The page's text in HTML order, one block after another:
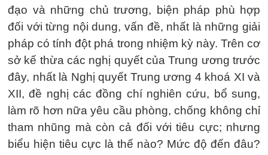
đạo và những chủ trương, biện pháp phù hợp
đối với từng nội dung, vấn đề, nhất là những giải
pháp có tính đột phá trong nhiệm kỳ này. Trên cơ
sở kế thừa các nghị quyết của Trung ương trước
đây, nhất là Nghị quyết Trung ương 4 khoá XI và
XII, đề nghị các đồng chí nghiên cứu, bổ sung,
làm rõ hơn nữa yêu cầu phòng, chống không chỉ
tham nhũng mà còn cả đối với tiêu cực; nhưng
biểu hiện tiêu cực là thế nào? Mức độ đến đâu?